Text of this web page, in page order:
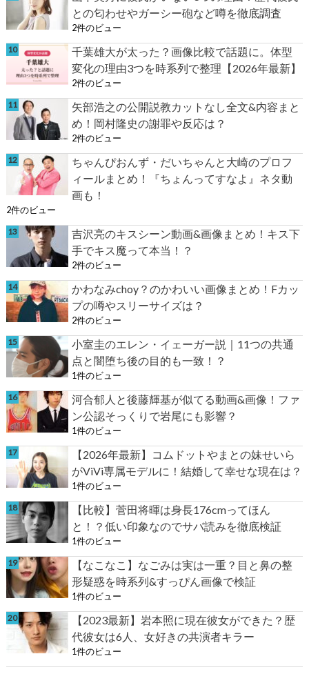
との匂わせやガーシー砲など噂を徹底調査
2件のビュー
千葉雄大が太った？画像比較で話題に。体型
変化の理由3つを時系列で整理【2026年最新】
2件のビュー
矢部浩之の公開説教カットなし全文&内容まと
め！岡村隆史の謝罪や反応は？
2件のビュー
ちゃんぴおんず・だいちゃんと大崎のプロフ
ィールまとめ！『ちょんってすなよ』ネタ動
画も！
2件のビュー
吉沢亮のキスシーン動画&画像まとめ！キス下
手でキス魔って本当！？
2件のビュー
かわなみchoy？のかわいい画像まとめ！Fカッ
プの噂やスリーサイズは？
2件のビュー
小室圭のエレン・イェーガー説｜11つの共通
点と闇堕ち後の目的も一致！？
1件のビュー
河合郁人と後藤輝基が似てる動画&画像！ファ
ン公認そっくりで岩尾にも影響？
1件のビュー
【2026年最新】コムドットやまとの妹せいら
がViVi専属モデルに！結婚して幸せな現在は？
1件のビュー
【比較】菅田将暉は身長176cmってほん
と！？低い印象なのでサバ読みを徹底検証
1件のビュー
【なこなこ】なごみは実は一重？目と鼻の整
形疑惑を時系列&すっぴん画像で検証
1件のビュー
【2023最新】岩本照に現在彼女ができた？歴
代彼女は6人、女好きの共演者キラー
1件のビュー